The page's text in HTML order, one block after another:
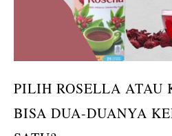
PILIH ROSELLA ATAU
BISA DUA-DUANYA